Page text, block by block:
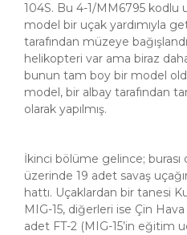
104S. Bu 4-1/MM6795 kodlu
model bir uçak yardımıyla
tarafından müzeye
helikopteri var ama biraz daha
bunun tam boy bir model
model, bir albay tarafından
olarak yapılmış.
İkinci bölüme gelince; burası
üzerinde 19 adet savaş
hattı. Uçaklardan bir tanesi
MIG-15, diğerleri ise Çin
adet FT-2 (MIG-15’in eğitim